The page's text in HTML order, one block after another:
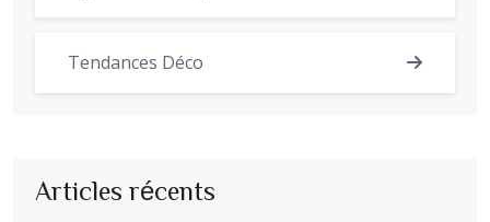
Tendances Déco
Articles récents